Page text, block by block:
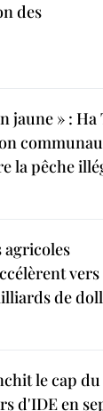
des
jaune » :
la pêche
agricoles
vers
de
le cap du
d'IDE en